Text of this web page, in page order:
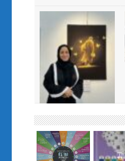
«صبر و اعتماد؛ روایت معلمی که
نسل Z را از بی‌هدفی به خودباوری
رساند / از یک کلاس ساده در قم تا
حضور مشترک معلم و هنرجویان